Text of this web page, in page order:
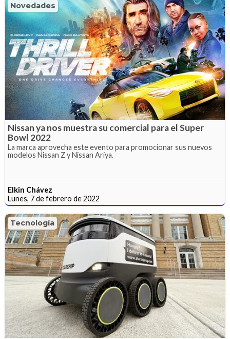
Novedades
Nissan ya nos muestra su comercial para el Super
Bowl 2022
La marca aprovecha este evento para promocionar sus nuevos
modelos Nissan Z y Nissan Ariya.
Elkin Chávez
Lunes, 7 de febrero de 2022
Tecnología